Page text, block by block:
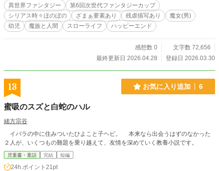
異世界ファンタジー
第6回次世代ファンタジーカップ
シリアス時々ほのぼの
ざまぁ要素あり 残虐描写あり
魔女(男)
幼児
魔族と人間 スローライフ ハッピーエンド
感想数 0
文字数 72,656
最終更新日 2026.04.28
登録日 2026.03.30
13 お気に入り追加 6
蜜吸のスズと白蛇のハル
緒方宗谷
イバラの中に住みついたひよこと子ヘビ。 本来なら出会うはずのなかった
２人が、いくつもの難題を乗り越えて、友情を深めていく教養小説です。
児童書・童話 完結 短編
24h.ポイント 21pt